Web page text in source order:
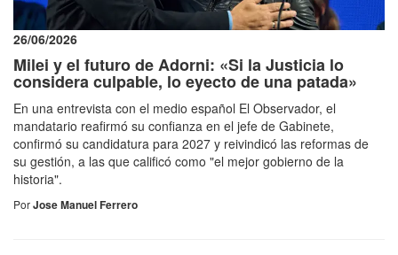
26/06/2026
Milei y el futuro de Adorni: «Si la Justicia lo
considera culpable, lo eyecto de una patada»
En una entrevista con el medio español El Observador, el
mandatario reafirmó su confianza en el jefe de Gabinete,
confirmó su candidatura para 2027 y reivindicó las reformas de
su gestión, a las que calificó como "el mejor gobierno de la
historia".
PorJose Manuel Ferrero